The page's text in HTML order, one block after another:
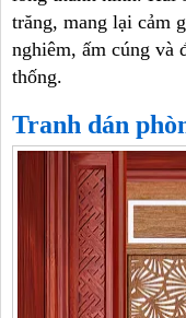
trăng, mang lại cảm
nghiêm, ấm cúng và
thống.
Tranh dán